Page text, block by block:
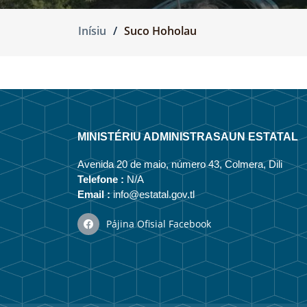
Inísiu Suco Hoholau
MINISTÉRIU ADMINISTRASAUN ESTATAL
Avenida 20 de maio, número 43, Colmera, Dili
Telefone : N/A
Email :info@estatal.gov.tl
Pájina Ofisial Facebook